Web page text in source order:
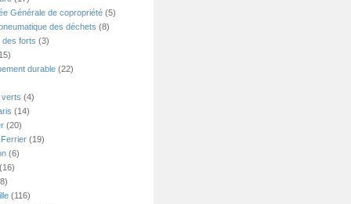
Générale de copropriété (5)
des déchets (8)
des forts (3)
durable (22)
(4)
(14)
(20)
(19)
(6)
(116)